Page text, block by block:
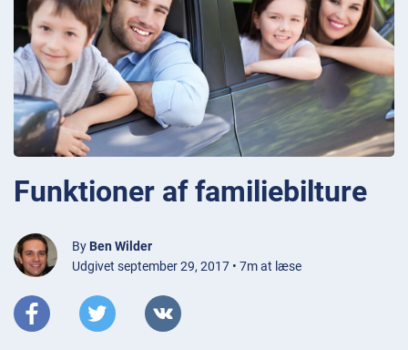
Funktioner af familiebilture
By Ben Wilder
Udgivet september 29, 2017 • 7m at læse